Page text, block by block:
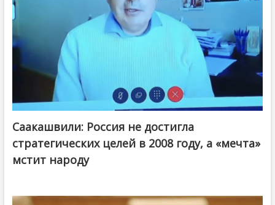
Саакашвили: Россия не достигла
стратегических целей в 2008 году, а «мечта»
мстит народу